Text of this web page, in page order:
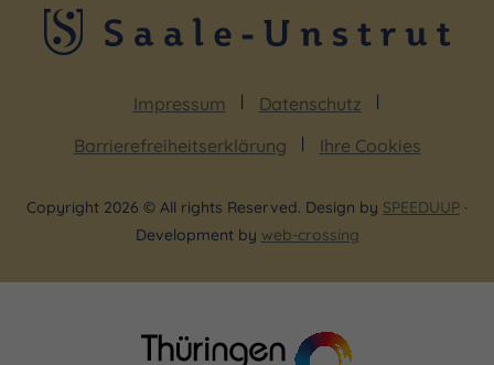
Impressum
Datenschutz
Barrierefreiheitserklärung
Ihre Cookies
Copyright 2026 © All rights Reserved. Design by SPEEDUUP ·
Development by web-crossing